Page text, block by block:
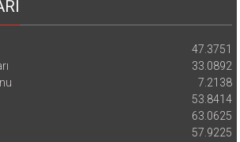
47.3751
33.0892
7.2138
53.8414
63.0625
57.9225